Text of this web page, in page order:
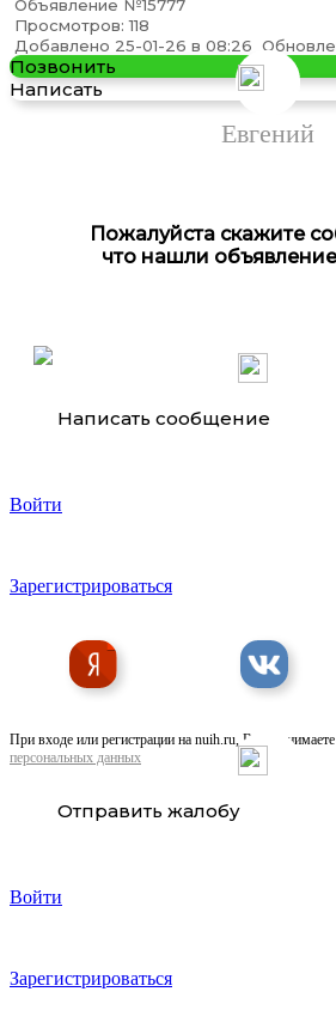
Транспортная Компания
Частная школа для особых детей
Объявление №15777
Просмотров: 118
Добавлено 25-01-26 в 08:26
Позвонить
Написать
Евгений
Пожалуйста скажите
что нашли
Написать сообщение
Войти
Зарегистрироваться
При входе или регистрации на nuih.ru, Вы
персональных данных
Отправить жалобу
Войти
Зарегистрироваться